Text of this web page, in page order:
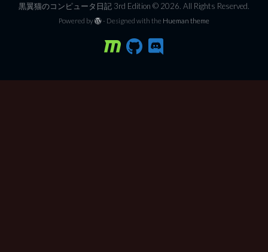
黒翼猫のコンピュータ日記 3rd Edition © 2026. All Rights Reserved.
Powered by - Designed with the Hueman theme